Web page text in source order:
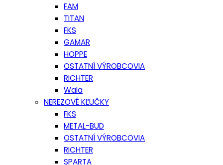
FAM
TITAN
FKS
GAMAR
HOPPE
OSTATNÍ VÝROBCOVIA
RICHTER
Wala
NEREZOVÉ KĽUČKY
FKS
METAL-BUD
OSTATNÍ VÝROBCOVIA
RICHTER
SPARTA